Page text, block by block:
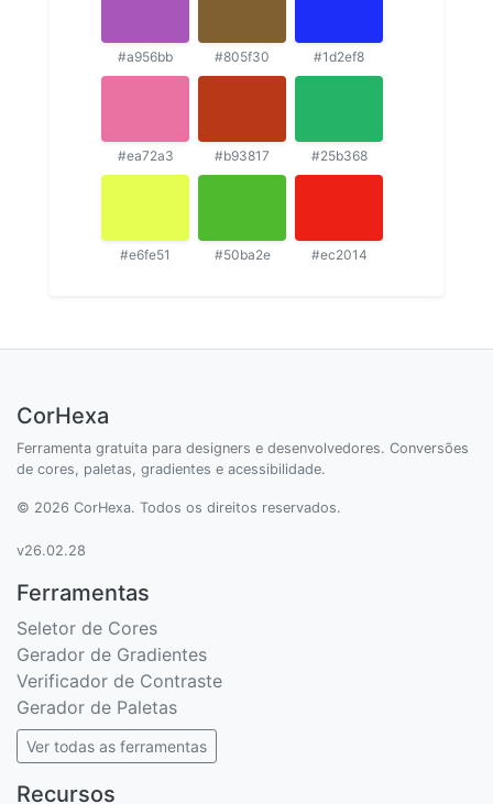
#a956bb #805f30 #1d2ef8
#ea72a3 #b93817 #25b368
#e6fe51 #50ba2e #ec2014
CorHexa
Ferramenta gratuita para designers e desenvolvedores. Conversões
de cores, paletas, gradientes e acessibilidade.
© 2026 CorHexa. Todos os direitos reservados.
v26.02.28
Ferramentas
Seletor de Cores
Gerador de Gradientes
Verificador de Contraste
Gerador de Paletas
Ver todas as ferramentas
Recursos